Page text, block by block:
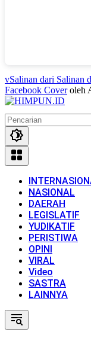
vSalinan dari Salinan
Facebook Coveroleh
NASIONAL
DAERAH
LEGISLATIF
YUDIKATIF
PERISTIWA
OPINI
VIRAL
Video
SASTRA
LAINNYA